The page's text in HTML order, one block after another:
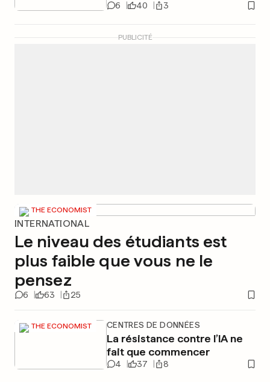
6 40 3
PUBLICITÉ
THE ECONOMIST
INTERNATIONAL
Le niveau des étudiants est
plus faible que vous ne le
pensez
6 63 25
THE ECONOMIST CENTRES DE DONNÉES
La résistance contre l’IA ne
fait que commencer
4 37 8